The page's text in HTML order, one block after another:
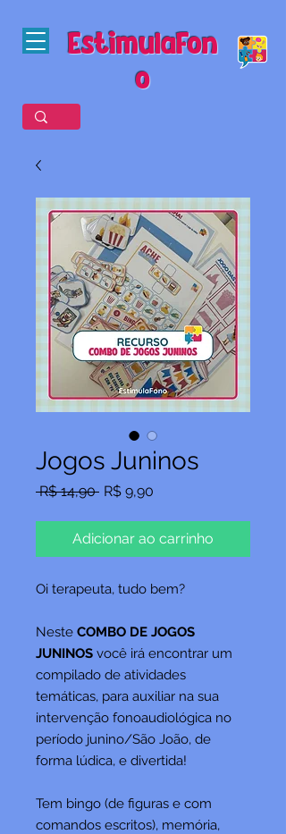
EstimulaFon
o
Jogos Juninos
R$ 14,90 Preço
R$ 9,90
Adicionar ao carrinho
Oi terapeuta, tudo bem?
Neste COMBO DE JOGOS
JUNINOS você irá encontrar um
compilado de atividades
temáticas, para auxiliar na sua
intervenção fonoaudiológica no
período junino/São João, de
forma lúdica, e divertida!
Tem bingo (de figuras e com
comandos escritos), memória,